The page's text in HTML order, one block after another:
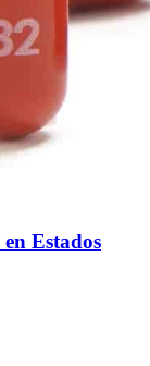
Estados